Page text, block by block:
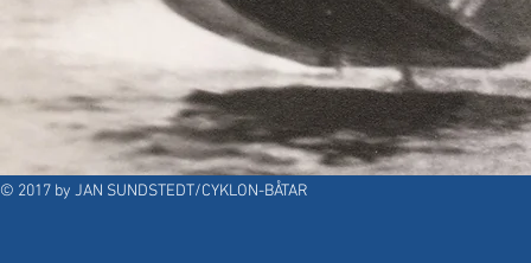
© 2017 by JAN SUNDSTEDT/CYKLON-BÅTAR